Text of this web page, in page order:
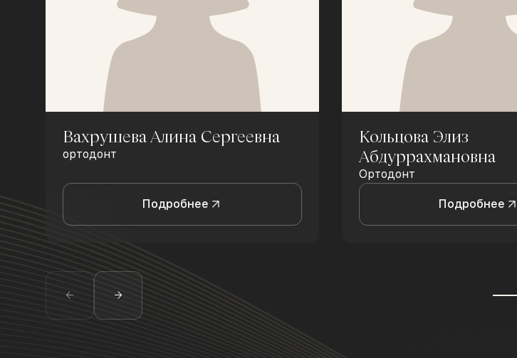
Вахрушева Алина Сергеевна
ортодонт
Подробнее
Кольцова Элиз
Абдуррахмановна
Ортодонт
Подробнее